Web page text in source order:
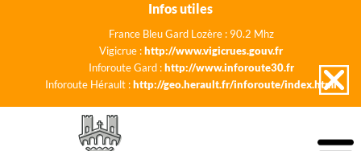
Infos utiles
France Bleu Gard Lozère : 90.2 Mhz
Vigicrue :http://www.vigicrues.gouv.fr
Inforoute Gard :http://www.inforoute30.fr
Inforoute Hérault :http://geo.herault.fr/inforoute/index.html